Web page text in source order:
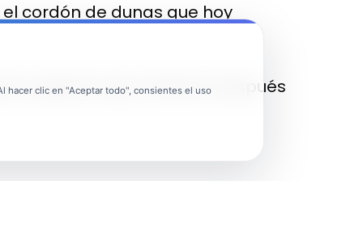
cordón de dunas que hoy
orgánica que milenios después
hacer clic en "Aceptar todo", consientes el uso